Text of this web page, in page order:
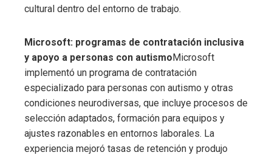
cultural dentro del entorno de trabajo.
Microsoft: programas de contratación inclusiva
y apoyo a personas con autismoMicrosoft
implementó un programa de contratación
especializado para personas con autismo y otras
condiciones neurodiversas, que incluye procesos de
selección adaptados, formación para equipos y
ajustes razonables en entornos laborales. La
experiencia mejoró tasas de retención y produjo